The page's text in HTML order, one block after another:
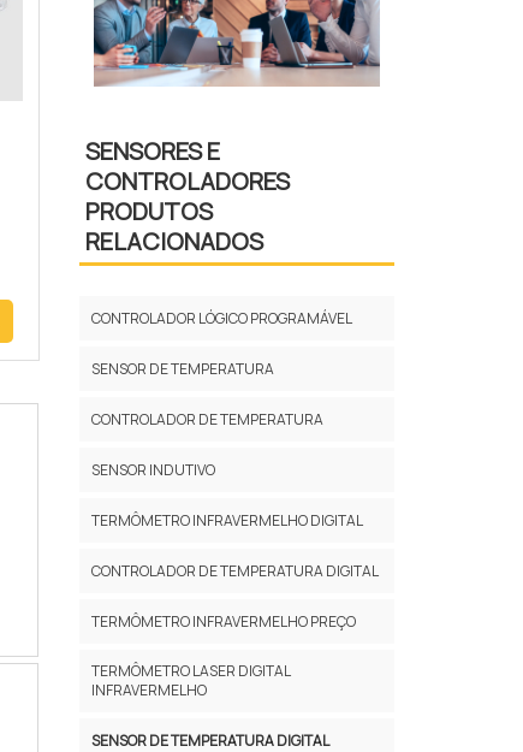
SENSORES E
CONTROLADORES
PRODUTOS
RELACIONADOS
CONTROLADOR LÓGICO PROGRAMÁVEL
SENSOR DE TEMPERATURA
CONTROLADOR DE TEMPERATURA
SENSOR INDUTIVO
TERMÔMETRO INFRAVERMELHO DIGITAL
CONTROLADOR DE TEMPERATURA DIGITAL
TERMÔMETRO INFRAVERMELHO PREÇO
TERMÔMETRO LASER DIGITAL
INFRAVERMELHO
SENSOR DE TEMPERATURA DIGITAL